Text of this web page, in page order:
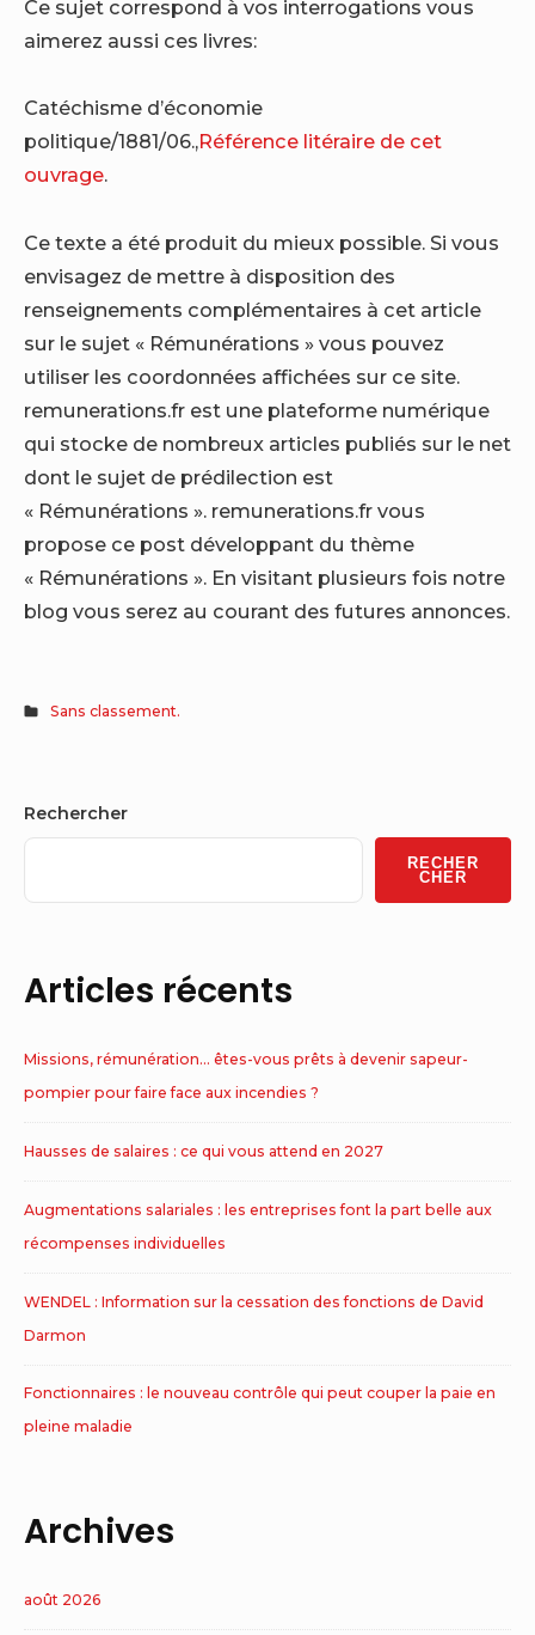
Ce sujet correspond à vos interrogations vous
aimerez aussi ces livres:
Catéchisme d’économie
politique/1881/06.,Référence litéraire de cet
ouvrage.
Ce texte a été produit du mieux possible. Si vous
envisagez de mettre à disposition des
renseignements complémentaires à cet article
sur le sujet « Rémunérations » vous pouvez
utiliser les coordonnées affichées sur ce site.
remunerations.fr est une plateforme numérique
qui stocke de nombreux articles publiés sur le net
dont le sujet de prédilection est
« Rémunérations ». remunerations.fr vous
propose ce post développant du thème
« Rémunérations ». En visitant plusieurs fois notre
blog vous serez au courant des futures annonces.
Sans classement.
Sidebar
Widget
Area
Rechercher
RECHER
CHER
Articles récents
Missions, rémunération… êtes-vous prêts à devenir sapeur-
pompier pour faire face aux incendies ?
Hausses de salaires : ce qui vous attend en 2027
Augmentations salariales : les entreprises font la part belle aux
récompenses individuelles
WENDEL : Information sur la cessation des fonctions de David
Darmon
Fonctionnaires : le nouveau contrôle qui peut couper la paie en
pleine maladie
Archives
août 2026